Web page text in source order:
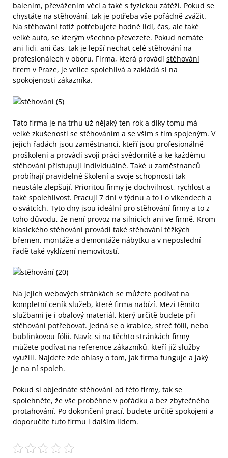
balením, převážením věcí a také s fyzickou zátěží. Pokud se
chystáte na stěhování, tak je potřeba vše pořádně zvážit.
Na stěhování totiž potřebujete hodně lidí, čas, ale také
velké auto, se kterým všechno převezete. Pokud nemáte
ani lidi, ani čas, tak je lepší nechat celé stěhování na
profesionálech v oboru. Firma, která provádí stěhování
firem v Praze, je velice spolehlivá a zakládá si na
spokojenosti zákazníka.
Tato firma je na trhu už nějaký ten rok a díky tomu má
velké zkušenosti se stěhováním a se vším s tím spojeným. V
jejich řadách jsou zaměstnanci, kteří jsou profesionálně
proškolení a provádí svoji práci svědomitě a ke každému
stěhování přistupují individuálně. Také u zaměstnanců
probíhají pravidelné školení a svoje schopnosti tak
neustále zlepšují. Prioritou firmy je dochvilnost, rychlost a
také spolehlivost. Pracují 7 dní v týdnu a to i o víkendech a
o svátcích. Tyto dny jsou ideální pro stěhování firmy a to z
toho důvodu, že není provoz na silnicích ani ve firmě. Krom
klasického stěhování provádí také stěhování těžkých
břemen, montáže a demontáže nábytku a v neposlední
řadě také vyklízení nemovitostí.
Na jejich webových stránkách se můžete podívat na
kompletní ceník služeb, které firma nabízí. Mezi těmito
službami je i obalový materiál, který určitě budete při
stěhování potřebovat. Jedná se o krabice, streč fólii, nebo
bublinkovou fólii. Navíc si na těchto stránkách firmy
můžete podívat na reference zákazníků, kteří již služby
využili. Najdete zde ohlasy o tom, jak firma funguje a jaký
je na ní spoleh.
Pokud si objednáte stěhování od této firmy, tak se
spolehněte, že vše proběhne v pořádku a bez zbytečného
protahování. Po dokončení prací, budete určitě spokojeni a
doporučíte tuto firmu i dalším lidem.